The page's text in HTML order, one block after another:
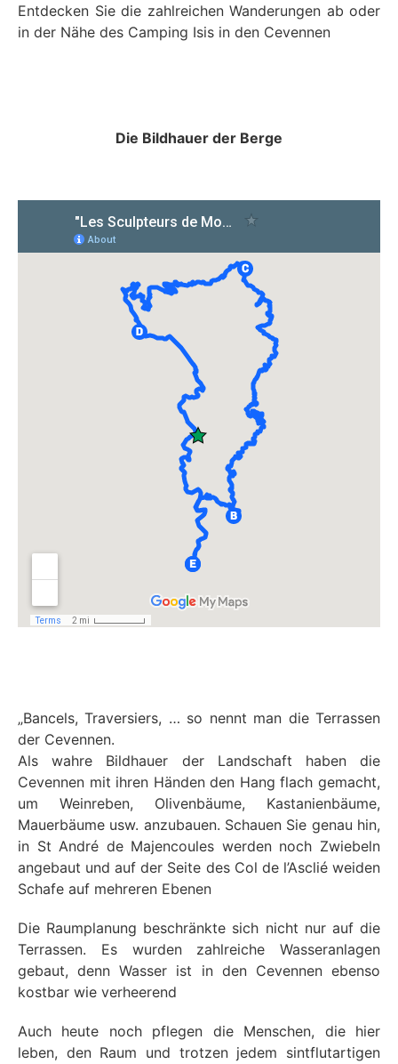
Entdecken Sie die zahlreichen Wanderungen ab oder
in der Nähe des Camping Isis in den Cevennen
Die Bildhauer der Berge
„Bancels, Traversiers, … so nennt man die Terrassen
der Cevennen.
Als wahre Bildhauer der Landschaft haben die
Cevennen mit ihren Händen den Hang flach gemacht,
um Weinreben, Olivenbäume, Kastanienbäume,
Mauerbäume usw. anzubauen. Schauen Sie genau hin,
in St André de Majencoules werden noch Zwiebeln
angebaut und auf der Seite des Col de l’Asclié weiden
Schafe auf mehreren Ebenen
Die Raumplanung beschränkte sich nicht nur auf die
Terrassen. Es wurden zahlreiche Wasseranlagen
gebaut, denn Wasser ist in den Cevennen ebenso
kostbar wie verheerend
Auch heute noch pflegen die Menschen, die hier
leben, den Raum und trotzen jedem sintflutartigen